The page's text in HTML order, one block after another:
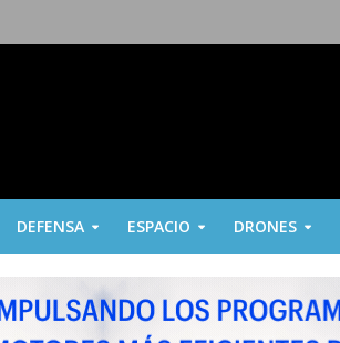
DEFENSA ESPACIO DRONES